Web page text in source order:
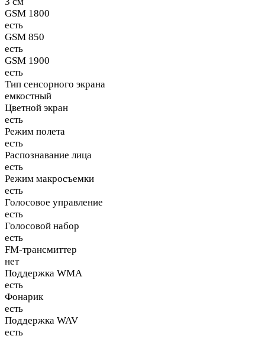
GSM 1800
есть
GSM 850
есть
GSM 1900
есть
Тип сенсорного экрана
емкостный
Цветной экран
есть
Режим полета
есть
Распознавание лица
есть
Режим макросъемки
есть
Голосовое управление
есть
Голосовой набор
есть
FM-трансмиттер
нет
Поддержка WMA
есть
Фонарик
есть
Поддержка WAV
есть